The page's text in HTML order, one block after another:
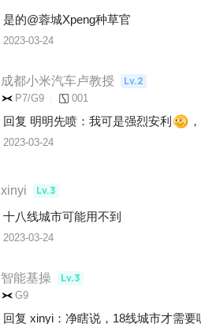
是的@蓉城Xpeng种草官
2023-03-24
成都小米汽车卢教授 Lv.2
P7/G9 001
回复 明明先喷 ： 我可是强烈安利
2023-03-24
xinyi
Lv.3
十八线城市可能用不到
2023-03-24
智能基操 Lv.3
G9
回复 xinyi ： 净瞎说，18线城市才需要